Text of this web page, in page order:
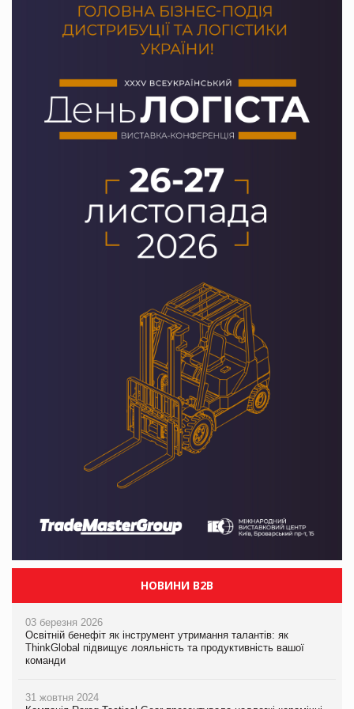
НОВИНИ B2B
03 березня 2026
Освітній бенефіт як інструмент утримання талантів: як
ThinkGlobal підвищує лояльність та продуктивність вашої
команди
31 жовтня 2024